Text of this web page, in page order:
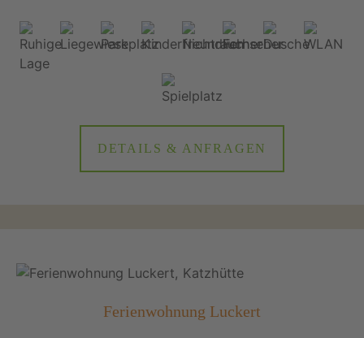
DETAILS & ANFRAGEN
Ferienwohnung Luckert